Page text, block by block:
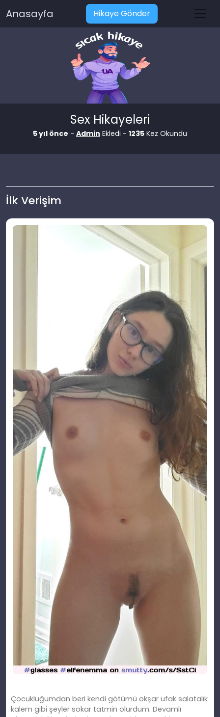
Anasayfa Hikaye Gönder
Sex Hikayeleri
5 yıl önce - Admin Ekledi - 1235 Kez Okundu
İlk Verişim
Çocukluğumdan beri kendi götümü okşar ufak salatalık
kalem gibi şeyler sokar tatmin olurdum. Devamlı